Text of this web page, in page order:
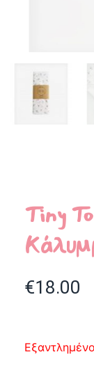
Tiny
€18.00
Εξαντλημένο